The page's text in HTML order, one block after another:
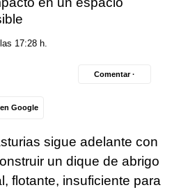
17:28 h.
Google
Comentar ·
sigue adelante con
un dique de abrigo
flotante, insuficiente para